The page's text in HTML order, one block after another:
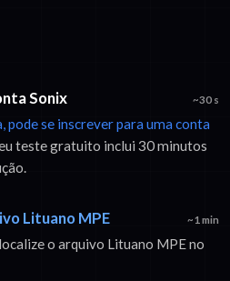
Sonix ~30 s
pode se inscrever para uma conta
teste gratuito inclui 30 minutos
Lituano MPE ~1 min
o arquivo Lituano MPE no